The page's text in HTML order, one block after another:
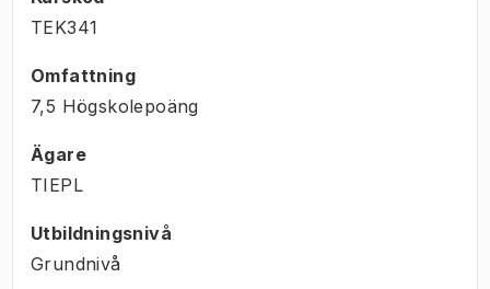
TEK341
Omfattning
7,5 Högskolepoäng
Ägare
TIEPL
Utbildningsnivå
Grundnivå